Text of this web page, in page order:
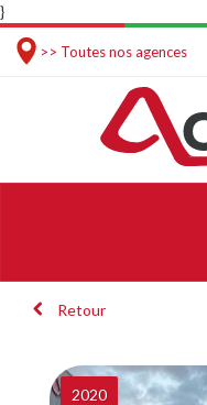
}
>> Toutes nos agences
Retour
2020